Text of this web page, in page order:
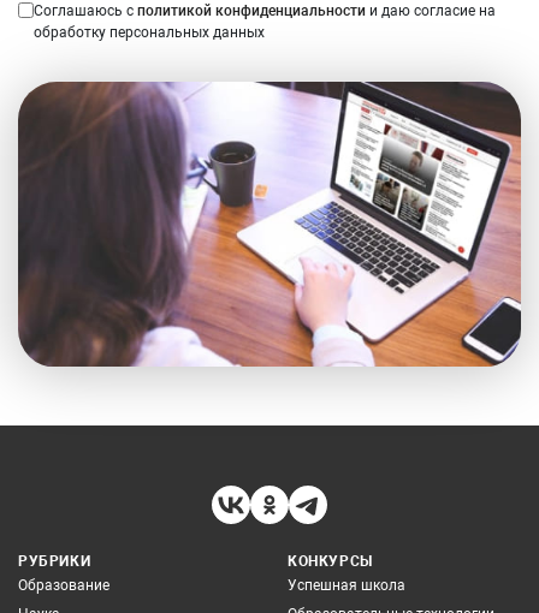
Соглашаюсь с политикой конфиденциальности и даю согласие на
обработку персональных данных
РУБРИКИ
Образование
КОНКУРСЫ
Успешная школа